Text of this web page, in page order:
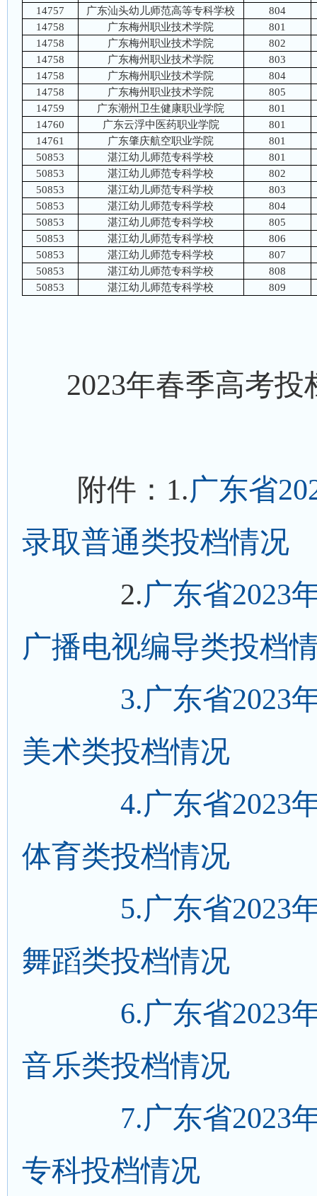
14757 广东汕头幼儿师范高等专科学校
804
14758
广东梅州职业技术学院
801
14758
广东梅州职业技术学院
802
14758
广东梅州职业技术学院
803
14758
广东梅州职业技术学院
804
14758
广东梅州职业技术学院
805
14759
广东潮州卫生健康职业学院
801
14760
广东云浮中医药职业学院
801
14761
广东肇庆航空职业学院
801
50853
湛江幼儿师范专科学校
801
50853
湛江幼儿师范专科学校
802
50853
湛江幼儿师范专科学校
803
50853
湛江幼儿师范专科学校
804
50853
湛江幼儿师范专科学校
805
50853
湛江幼儿师范专科学校
806
50853
湛江幼儿师范专科学校
807
50853
湛江幼儿师范专科学校
808
50853
湛江幼儿师范专科学校 809
2023年春季高考投
附件：1.广东省
录取普通类投档情况
2.广东省2023
广播电视编导类投档
3.广东省2023
美术类投档情况
4.广东省2023
体育类投档情况
5.广东省2023
舞蹈类投档情况
6.广东省2023
音乐类投档情况
7.广东省2023
专科投档情况